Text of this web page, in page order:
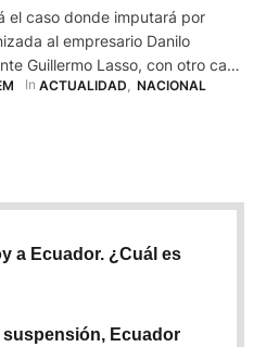
el caso donde imputará por
al empresario Danilo
Guillermo Lasso, con otro caso
nexos de un amigo de este
In ACTUALIDAD NACIONAL
a Ecuador. ¿Cuál es
suspensión, Ecuador